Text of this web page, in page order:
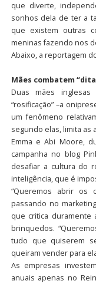
que diverte,
sonhos dela de ter a
que existem outras
meninas fazendo nos
Abaixo, a reportagem
Mães combatem
Duas mães
“rosificação” –a
um fenômeno
segundo elas, limita as
Emma e Abi Moore,
campanha no blog
desafiar a cultura do
inteligência, que é
“Queremos abrir
passando no
que critica
brinquedos.
tudo que quiserem
queiram vender para
As empresas
anuais apenas no